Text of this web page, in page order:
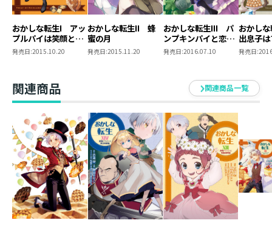
おかしな転生I アッ
プルパイは笑顔と共
に
発売日:2015.10.20
おかしな転生II 蜂
蜜の月
発売日:2015.11.20
おかしな転生III パ
ンプキンパイと恋の
好敵手
発売日:2016.07.10
おかし
出息子
発売日:
関連商品 関連商品一覧